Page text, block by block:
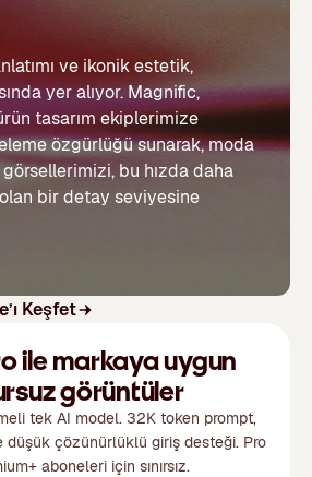
ve ikonik estetik,
yer alıyor. Magnific,
tasarım ekiplerimize
özgürlüğü sunarak, moda
bu hızda daha
bir detay seviyesine
Keşfet
ile markaya uygun
görüntüler
tek AI model. 32K token prompt,
düşük çözünürlüklü giriş desteği. Pro
aboneleri için sınırsız.